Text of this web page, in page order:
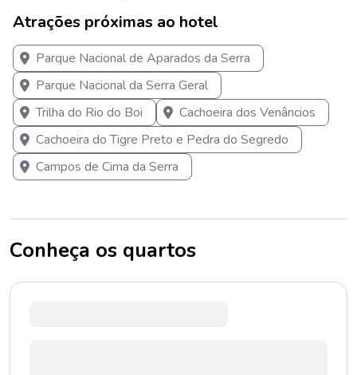
Atrações próximas ao hotel
Parque Nacional de Aparados da Serra
Parque Nacional da Serra Geral
Trilha do Rio do Boi
Cachoeira dos Venâncios
Cachoeira do Tigre Preto e Pedra do Segredo
Campos de Cima da Serra
Conheça os quartos